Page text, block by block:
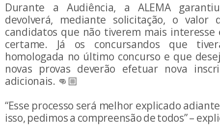
Durante a Audiência, a ALEMA
devolverá, mediante solicitação, o valor
candidatos que não tiverem mais
certame. Já os concursandos que
homologada no último concurso e que
novas provas deverão efetuar nova
adicionais. 👊🏼
“Esse processo será melhor explicado
isso, pedimos a compreensão de todos” –